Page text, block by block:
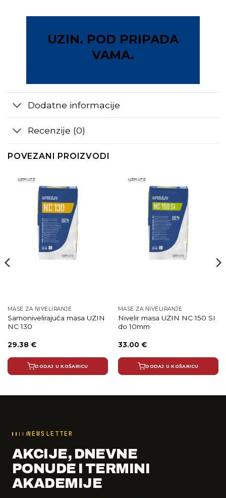
UZIN. POD PRIPADA
VAMA.
Dodatne informacije
Recenzije (0)
POVEZANI PROIZVODI
MASE ZA NIVELIRANJE
Samonivelirajuća masa UZIN
NC 130
29.38 €
DODAJ U KOŠARICU
MASE ZA NIVELIRANJE
Nivelir masa UZIN NC 150 SI
do 10mm
33.00 €
DODAJ U KOŠARICU
NEWSLETTER
AKCIJE, DNEVNE
PONUDE I TERMINI
AKADEMIJE